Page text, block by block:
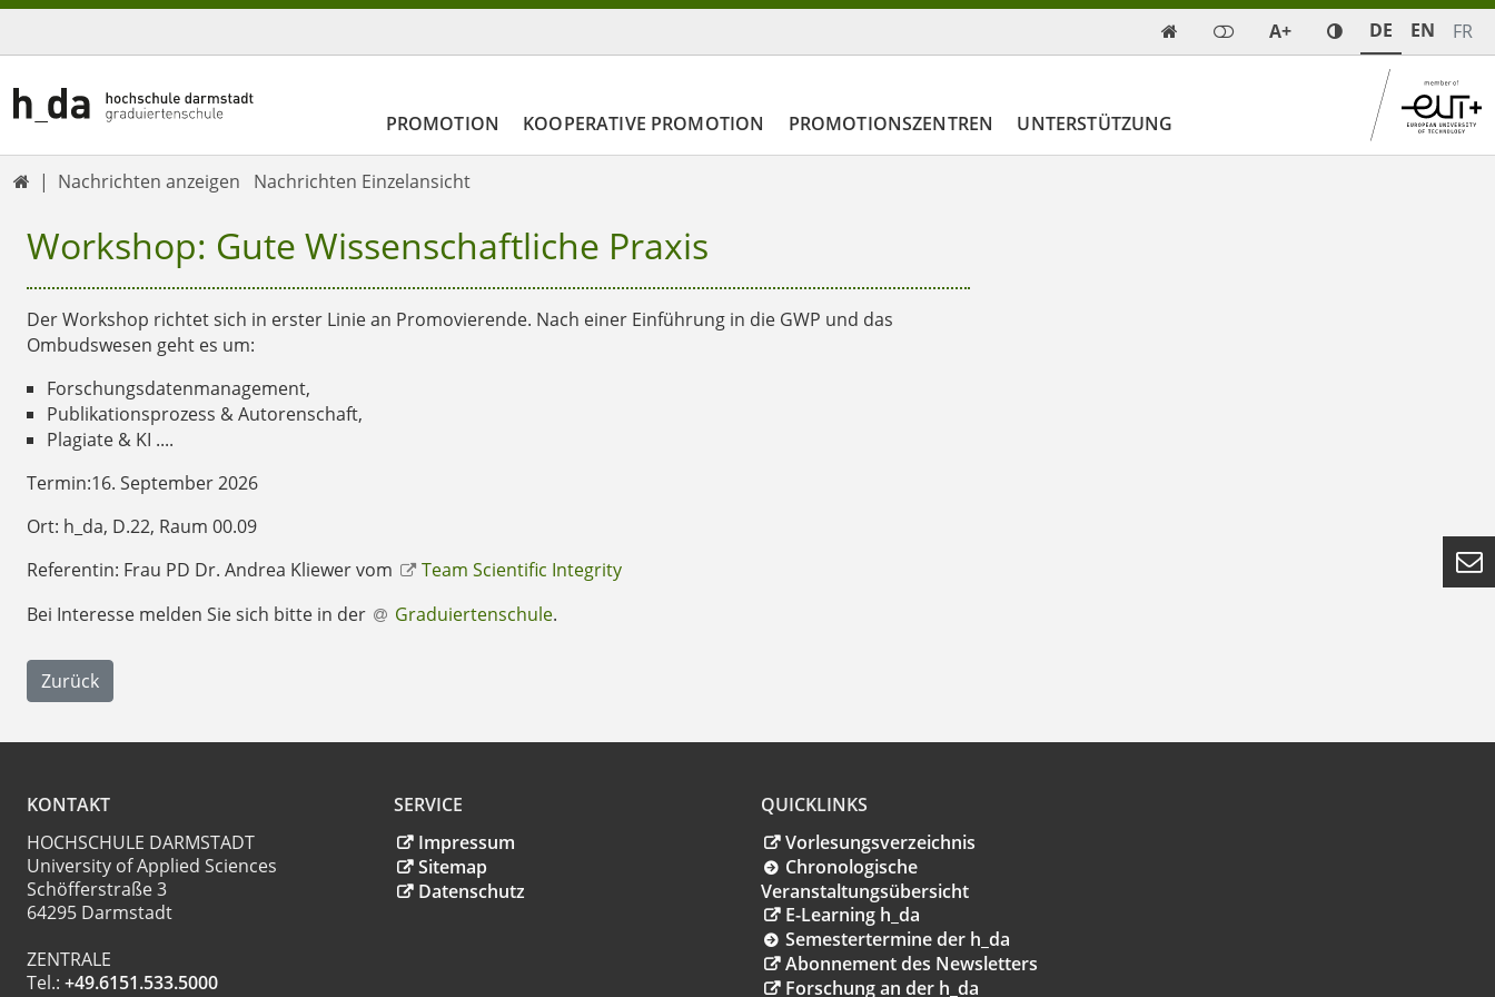
 A+ DE EN FR
PROMOTION KOOPERATIVE PROMOTION PROMOTIONSZENTREN UNTERSTÜTZUNG
 Nachrichten anzeigen Nachrichten Einzelansicht
Workshop: Gute Wissenschaftliche Praxis
Der Workshop richtet sich in erster Linie an Promovierende. Nach einer Einführung in die GWP und das
Ombudswesen geht es um:
Forschungsdatenmanagement,
Publikationsprozess & Autorenschaft,
Plagiate & KI ....
Termin:16. September 2026
Ort: h_da, D.22, Raum 00.09
Referentin: Frau PD Dr. Andrea Kliewer vom
Team Scientific Integrity
Bei Interesse melden Sie sich bitte in der
Graduiertenschule.
Zurück
KONTAKT
HOCHSCHULE DARMSTADT
University of Applied Sciences
Schöfferstraße 3
64295 Darmstadt
ZENTRALE
Tel.: +49.6151.533.5000
SERVICE
Impressum
Sitemap
Datenschutz
QUICKLINKS
Vorlesungsverzeichnis
Chronologische
Veranstaltungsübersicht
E-Learning h_da
Semestertermine der h_da
Abonnement des Newsletters
Forschung an der h_da
